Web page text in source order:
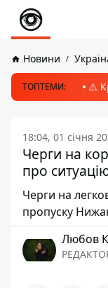
Новини
ТОПТЕМИ: ⚠️
18:04, 01 січня
Черги на
про
Черги на
пропуску
Любов